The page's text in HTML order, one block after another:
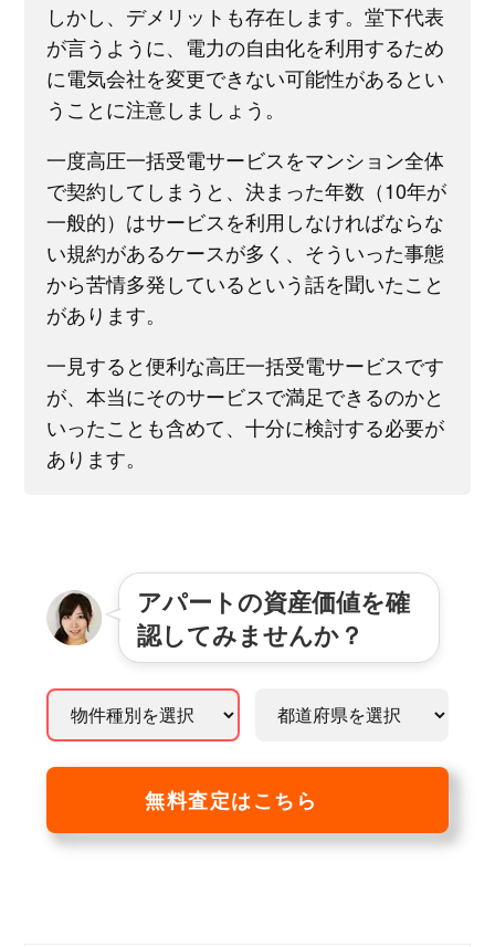
しかし、デメリットも存在します。堂下代表
が言うように、電力の自由化を利用するため
に電気会社を変更できない可能性があるとい
うことに注意しましょう。
一度高圧一括受電サービスをマンション全体
で契約してしまうと、決まった年数（10年が
一般的）はサービスを利用しなければならな
い規約があるケースが多く、そういった事態
から苦情多発しているという話を聞いたこと
があります。
一見すると便利な高圧一括受電サービスです
が、本当にそのサービスで満足できるのかと
いったことも含めて、十分に検討する必要が
あります。
アパートの資産価値を確
認してみませんか？
無料査定はこちら